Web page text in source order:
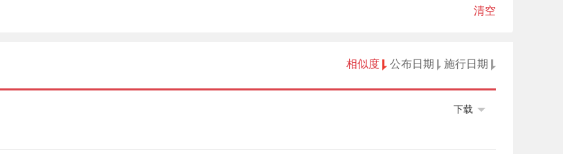
清空
相似度 公布日期 施行日期
下载